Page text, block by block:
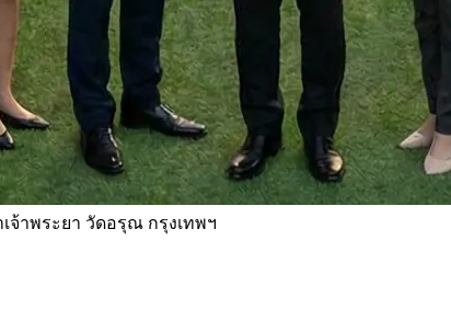
เจ้าพระยา วัดอรุณ กรุงเทพฯ